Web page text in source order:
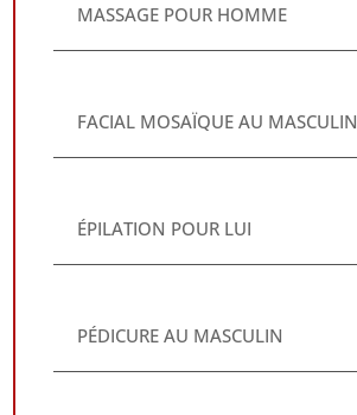
MASSAGE POUR HOMME
FACIAL MOSAÏQUE AU MASCULIN
ÉPILATION POUR LUI
PÉDICURE AU MASCULIN